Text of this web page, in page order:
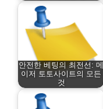
안전한 베팅의 최전선: 메
이저 토토사이트의 모든
것